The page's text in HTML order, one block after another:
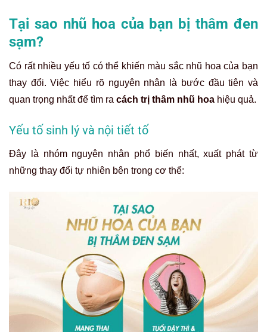
Tại sao nhũ hoa của bạn bị thâm đen
sạm?
Có rất nhiều yếu tố có thể khiến màu sắc nhũ hoa của bạn
thay đổi. Việc hiểu rõ nguyên nhân là bước đầu tiên và
quan trọng nhất để tìm ra cách trị thâm nhũ hoa hiệu quả.
Yếu tố sinh lý và nội tiết tố
Đây là nhóm nguyên nhân phổ biến nhất, xuất phát từ
những thay đổi tự nhiên bên trong cơ thể: